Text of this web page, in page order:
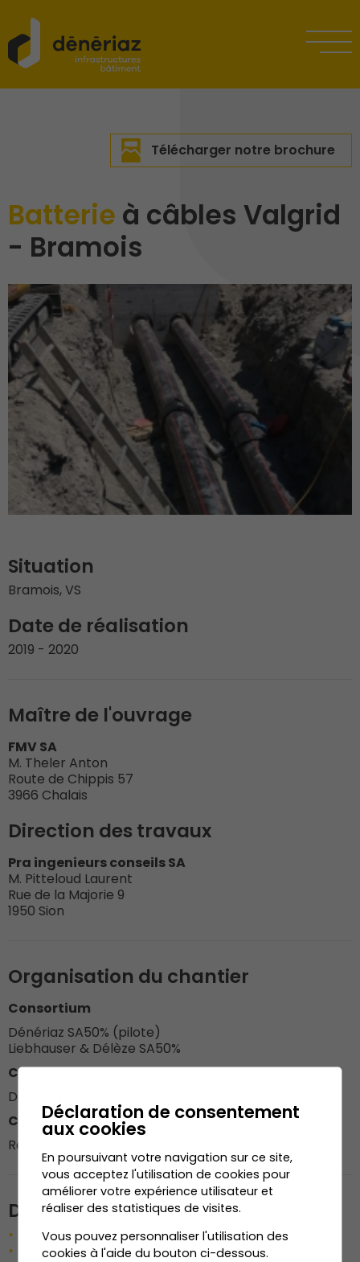
Télécharger notre brochure
Batterie à câbles Valgrid
- Bramois
Situation
Bramois, VS
Date de réalisation
2019 - 2020
Maître de l'ouvrage
FMV SA
M. Theler Anton
Route de Chippis 57
3966 Chalais
Direction des travaux
Pra ingenieurs conseils SA
M. Pitteloud Laurent
Rue de la Majorie 9
1950 Sion
Organisation du chantier
Consortium
Dénériaz SA50% (pilote)
Liebhauser & Délèze SA50%
Conducteurs de travaux
Dubuis Denis
Contremaître
Roh Dylan
Description de l'ouvrage
Mise sous câbles de la ligne 65kv - 2.5km
Construction de 6 chambres de tirage en béton
Déclaration de consentement
aux cookies
En poursuivant votre navigation sur ce site,
vous acceptez l'utilisation de cookies pour
améliorer votre expérience utilisateur et
réaliser des statistiques de visites.
Vous pouvez personnaliser l'utilisation des
cookies à l'aide du bouton ci-dessous.